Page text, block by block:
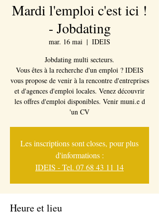
Mardi l'emploi c'est ici !
- Jobdating
mar. 16 mai
  |
IDEIS
Jobdating multi secteurs.
Vous êtes à la recherche d'un emploi ? IDEIS
vous propose de venir à la rencontre d'entreprises
et d'agences d'emploi locales. Venez découvrir
les offres d'emploi disponibles. Venir muni.e d
'un CV
Les inscriptions sont closes, pour plus
d'informations :
IDEIS - Tel. 07 68 43 11 14
Heure et lieu